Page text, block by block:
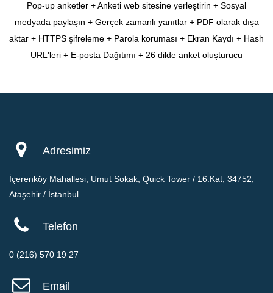
Pop-up anketler + Anketi web sitesine yerleştirin + Sosyal
medyada paylaşın + Gerçek zamanlı yanıtlar + PDF olarak dışa
aktar + HTTPS şifreleme + Parola koruması + Ekran Kaydı + Hash
URL'leri + E-posta Dağıtımı + 26 dilde anket oluşturucu
Adresimiz
İçerenköy Mahallesi, Umut Sokak, Quick Tower / 16.Kat, 34752,
Ataşehir / İstanbul
Telefon
0 (216) 570 19 27
Email